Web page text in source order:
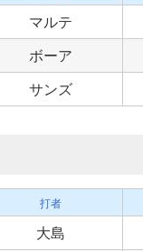
マルテ
ボーア
サンズ
打者
大島